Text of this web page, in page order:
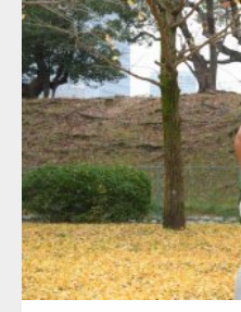
Update:
Category:公園のマッチョ その他
ダウンロード